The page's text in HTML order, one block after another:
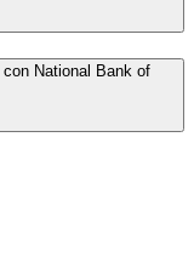
National Bank of